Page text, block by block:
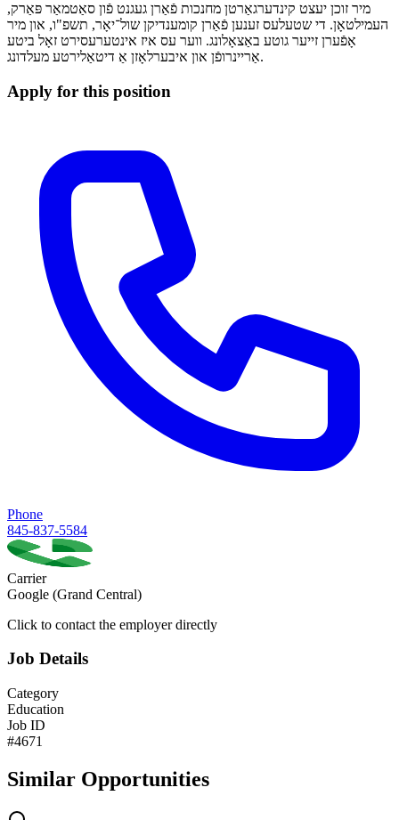
מיר זוכן יעצט קינדערגאַרטן מחנכות פֿאַרן געגנט פֿון סאַטמאַר פּאַרק,
העמילטאָן. די שטעלעס זענען פֿאַרן קומענדיקן שול־יאָר, תשפ"ו, און מיר
אָפֿערן זייער גוטע באַצאָלונג. ווער עס איז אינטערעסירט זאָל ביטע
אַריינרופֿן און איבערלאָזן אַ דיטאַלירטע מעלדונג.
Apply for this position
Phone
845-837-5584
Carrier
Google (Grand Central)
Click to contact the employer directly
Job Details
Category
Education
Job ID
#4671
Similar Opportunities